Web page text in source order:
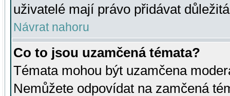
uživatelé mají právo přidávat
Návrat nahoru
Co to jsou uzamčená témata?
Témata mohou být uzamčena
Nemůžete odpovídat na zamčená